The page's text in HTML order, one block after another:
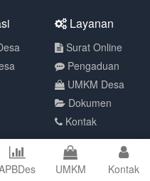
UMKM Kontak
Layanan
Surat Online
Pengaduan
UMKM Desa
Dokumen
Kontak
Lombok Barat